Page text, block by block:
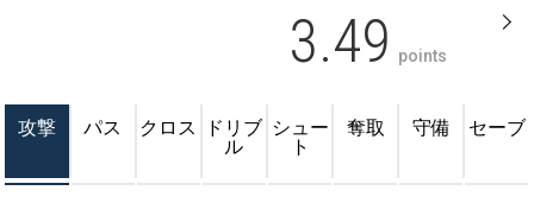
3.49 points
攻撃 パス クロス
ドリブ
ル
シュー
ト
奪取 守備 セーブ